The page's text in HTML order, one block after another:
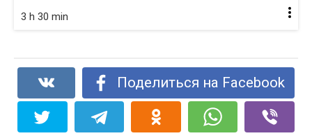
3 h 30 min
Поделиться на Facebook